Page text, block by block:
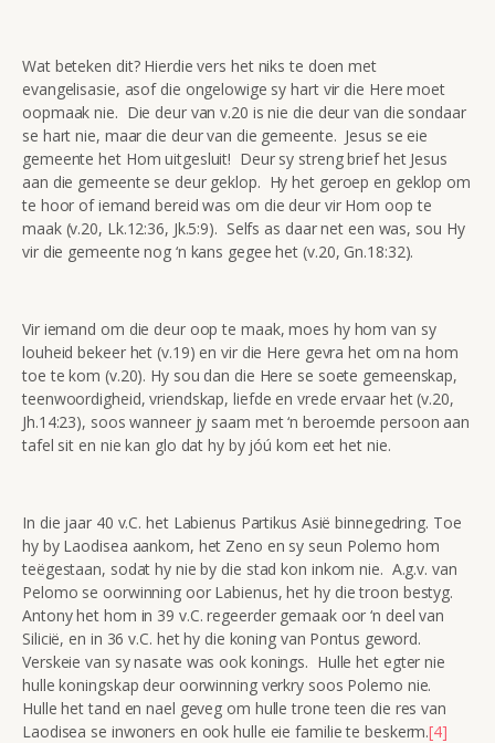
Wat beteken dit? Hierdie vers het niks te doen met
evangelisasie, asof die ongelowige sy hart vir die Here moet
oopmaak nie. Die deur van v.20 is nie die deur van die sondaar
se hart nie, maar die deur van die gemeente. Jesus se eie
gemeente het Hom uitgesluit! Deur sy streng brief het Jesus
aan die gemeente se deur geklop. Hy het geroep en geklop om
te hoor of iemand bereid was om die deur vir Hom oop te
maak (v.20, Lk.12:36, Jk.5:9). Selfs as daar net een was, sou Hy
vir die gemeente nog ‘n kans gegee het (v.20, Gn.18:32).
Vir iemand om die deur oop te maak, moes hy hom van sy
louheid bekeer het (v.19) en vir die Here gevra het om na hom
toe te kom (v.20). Hy sou dan die Here se soete gemeenskap,
teenwoordigheid, vriendskap, liefde en vrede ervaar het (v.20,
Jh.14:23), soos wanneer jy saam met ‘n beroemde persoon aan
tafel sit en nie kan glo dat hy by jóú kom eet het nie.
In die jaar 40 v.C. het Labienus Partikus Asië binnegedring. Toe
hy by Laodisea aankom, het Zeno en sy seun Polemo hom
teëgestaan, sodat hy nie by die stad kon inkom nie. A.g.v. van
Pelomo se oorwinning oor Labienus, het hy die troon bestyg.
Antony het hom in 39 v.C. regeerder gemaak oor ‘n deel van
Silicië, en in 36 v.C. het hy die koning van Pontus geword.
Verskeie van sy nasate was ook konings. Hulle het egter nie
hulle koningskap deur oorwinning verkry soos Polemo nie.
Hulle het tand en nael geveg om hulle trone teen die res van
Laodisea se inwoners en ook hulle eie familie te beskerm.[4]